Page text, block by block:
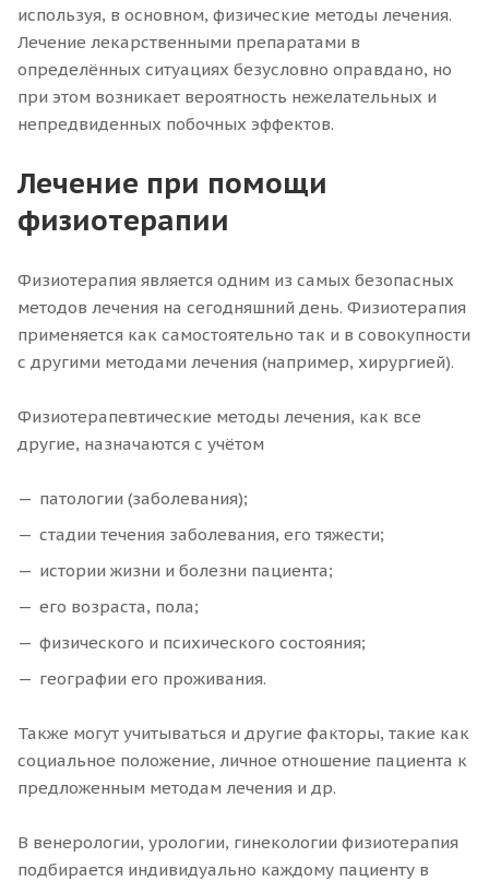
используя, в основном, физические методы лечения.
Лечение лекарственными препаратами в
определённых ситуациях безусловно оправдано, но
при этом возникает вероятность нежелательных и
непредвиденных побочных эффектов.
Лечение при помощи
физиотерапии
Физиотерапия является одним из самых безопасных
методов лечения на сегодняшний день. Физиотерапия
применяется как самостоятельно так и в совокупности
с другими методами лечения (например, хирургией).
Физиотерапевтические методы лечения, как все
другие, назначаются с учётом
патологии (заболевания);
стадии течения заболевания, его тяжести;
истории жизни и болезни пациента;
его возраста, пола;
физического и психического состояния;
географии его проживания.
Также могут учитываться и другие факторы, такие как
социальное положение, личное отношение пациента к
предложенным методам лечения и др.
В венерологии, урологии, гинекологии физиотерапия
подбирается индивидуально каждому пациенту в